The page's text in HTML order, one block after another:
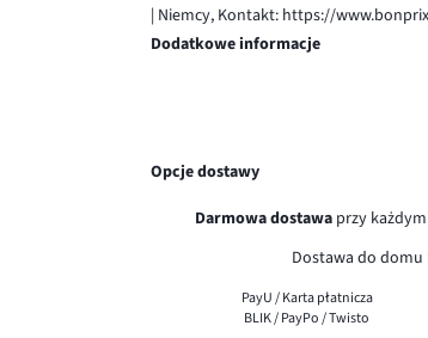
| Niemcy, Kontakt: https://
Dodatkowe informacje
Opcje dostawy
Darmowa dostawaprzy
Dostawa do domu
PayU / Karta płatnicza
BLIK / PayPo / Twisto